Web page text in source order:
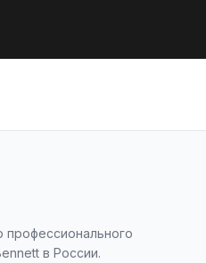
в России.